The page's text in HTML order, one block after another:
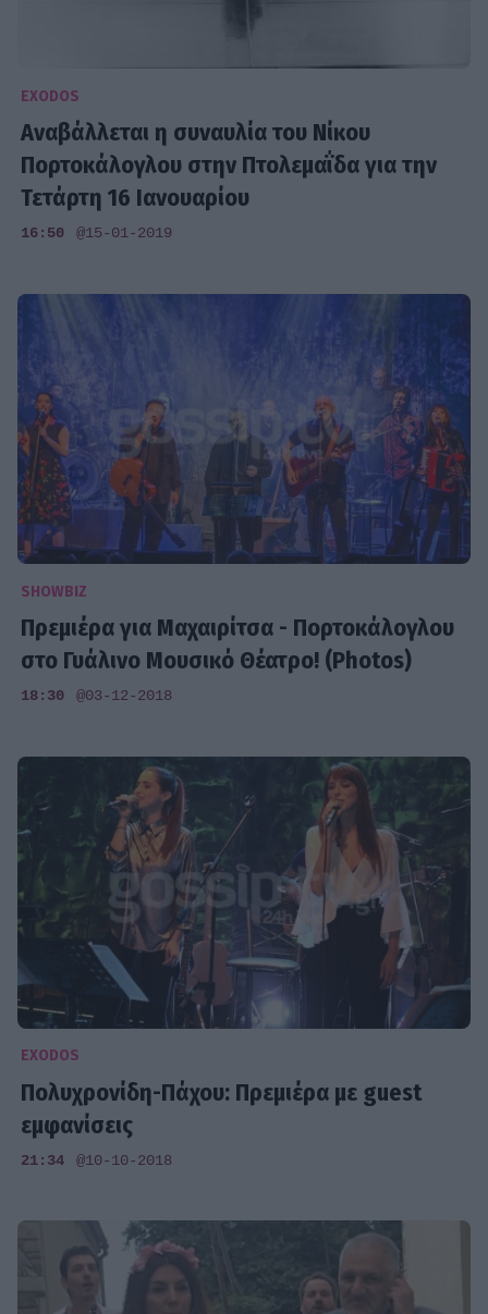
EXODOS
Αναβάλλεται η συναυλία του Νίκου
Πορτοκάλογλου στην Πτολεμαΐδα για την
Τετάρτη 16 Ιανουαρίου
16:50 @15-01-2019
SHOWBIZ
Πρεμιέρα για Μαχαιρίτσα - Πορτοκάλογλου
στο Γυάλινο Μουσικό Θέατρο! (Photos)
18:30 @03-12-2018
EXODOS
Πολυχρονίδη-Πάχου: Πρεμιέρα με guest
εμφανίσεις
21:34 @10-10-2018